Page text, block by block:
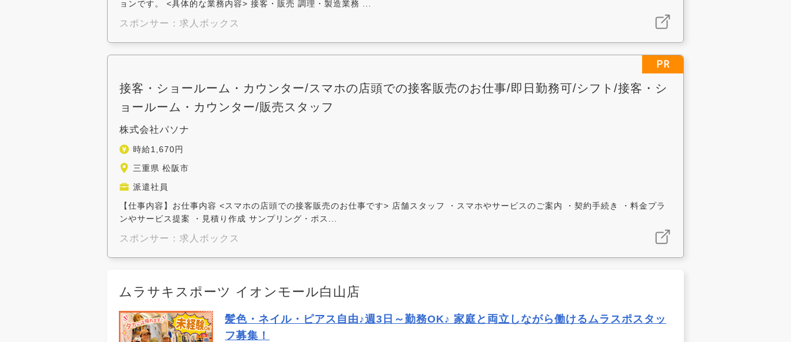
ョンです。 <具体的な業務内容> 接客・販売 調理・製造業務 ...
スポンサー：求人ボックス
PR
接客・ショールーム・カウンター/スマホの店頭での接客販売のお仕事/即日勤務可/シフト/接客・シ
ョールーム・カウンター/販売スタッフ
株式会社パソナ
時給1,670円
三重県 松阪市
派遣社員
【仕事内容】お仕事内容 <スマホの店頭での接客販売のお仕事です> 店舗スタッフ ・スマホやサービスのご案内 ・契約手続き ・料金プラ
ンやサービス提案 ・見積り作成 サンプリング・ポス...
スポンサー：求人ボックス
ムラサキスポーツ イオンモール白山店
髪色・ネイル・ピアス自由♪週3日～勤務OK♪ 家庭と両立しながら働けるムラスポスタッ
フ募集！